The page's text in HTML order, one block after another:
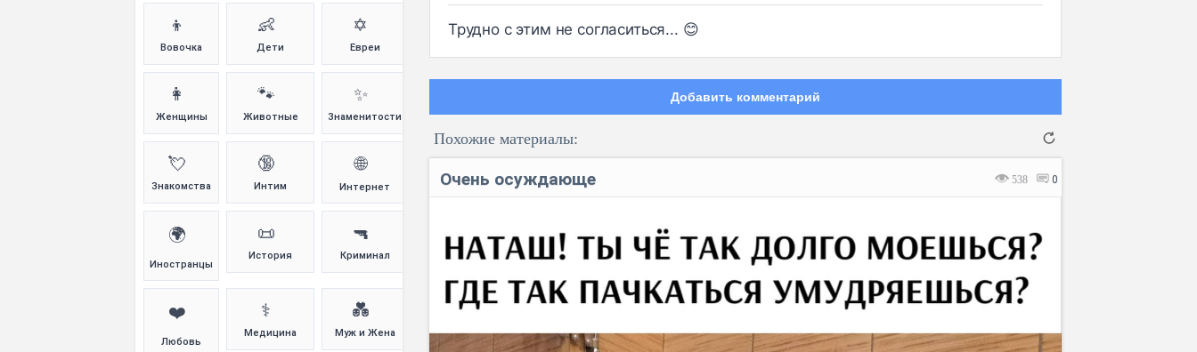
Трудно с этим не согласиться... 😊
Добавить комментарий
Код: Отмена Отправить
Похожие материалы:
538 0
Очень осуждающе
👦
Вовочка
👶
Дети
✡️
Евреи
👩
Женщины
🐾
Животные
✨
Знаменитости
💘
Знакомства
🔞
Интим
🌐
Интернет
🌍
Иностранцы
📜
История
🔫
Криминал
❤️
Любовь
⚕️
Медицина
💑
Муж и Жена